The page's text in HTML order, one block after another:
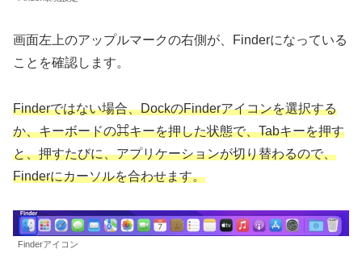
画面左上のアップルマークの右側が、Finderになっている
ことを確認します。
Finderではない場合、DockのFinderアイコンを選択する
か、キーボードの⌘キーを押した状態で、Tabキーを押す
と、押すたびに、アプリケーションが切り替わるので、
Finderにカーソルを合わせます。
Finderアイコン